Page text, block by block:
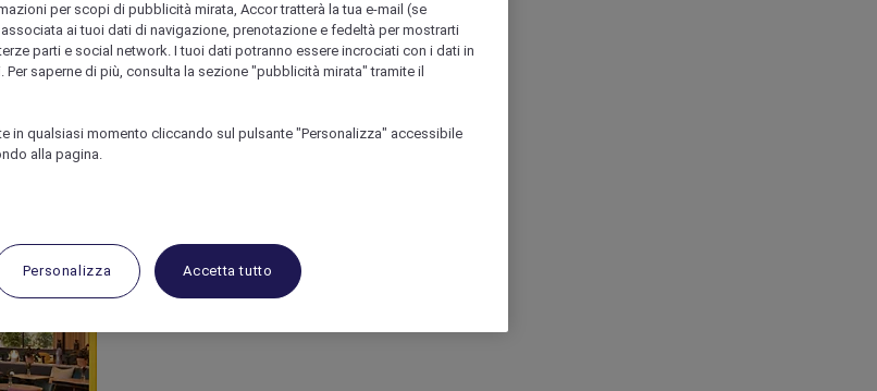
per scopi di pubblicità mirata, Accor tratterà la tua e-mail (se
ai tuoi dati di navigazione, prenotazione e fedeltà per mostrarti
parti e social network. I tuoi dati potranno essere incrociati con i dati in
saperne di più, consulta la sezione "pubblicità mirata" tramite il
in qualsiasi momento cliccando sul pulsante "Personalizza" accessibile
alla pagina.
Personalizza Accetta tutto